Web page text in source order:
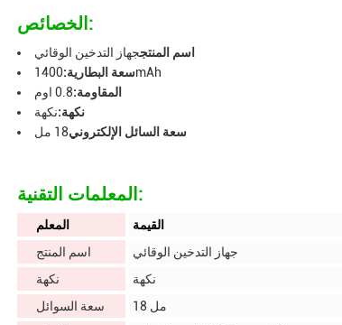
الخصائص:
اسم المنتججهاز التدخين الوقائي
سعة البطارية:1400mAh
المقاومة:0.8 اوم
نكهة:نكهة
سعة السائل الإلكتروني18 مل
المعلمات التقنية:
المعلم
القيمة
اسم المنتج
جهاز التدخين الوقائي
نكهة
نكهة
سعة السوائل
18 مل